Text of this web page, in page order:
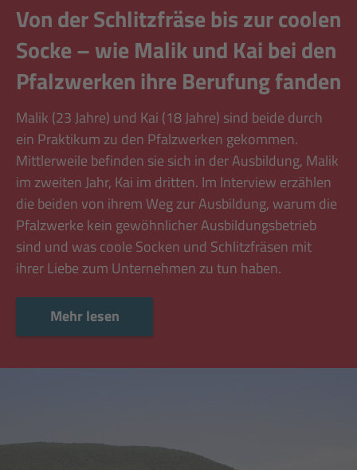
Von der Schlitzfräse bis zur coolen
Socke – wie Malik und Kai bei den
Pfalzwerken ihre Berufung fanden
Malik (23 Jahre) und Kai (18 Jahre) sind beide durch
ein Praktikum zu den Pfalzwerken gekommen.
Mittlerweile befinden sie sich in der Ausbildung, Malik
im zweiten Jahr, Kai im dritten. Im Interview erzählen
die beiden von ihrem Weg zur Ausbildung, warum die
Pfalzwerke kein gewöhnlicher Ausbildungsbetrieb
sind und was coole Socken und Schlitzfräsen mit
ihrer Liebe zum Unternehmen zu tun haben.
Mehr lesen